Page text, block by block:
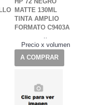
MATTE 130ML
TINTA AMPLIO
FORMATO C9403A
..
Precio x volumen
A COMPRAR